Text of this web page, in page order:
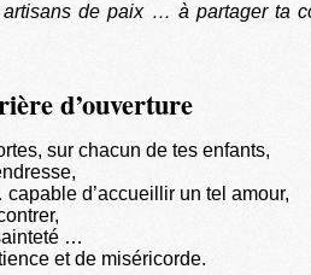
de paix … à partager ta
d’ouverture
sur chacun de tes enfants,
d’accueillir un tel amour,
…
et de miséricorde.